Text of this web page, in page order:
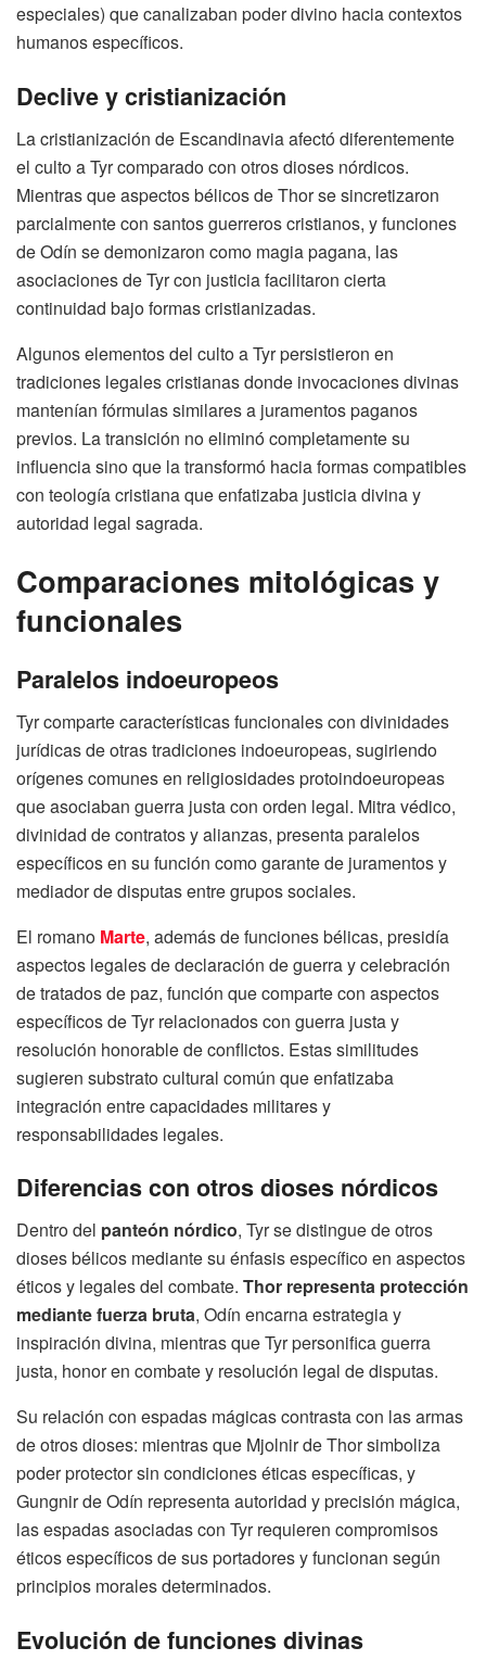
especiales) que canalizaban poder divino hacia contextos
humanos específicos.
Declive y cristianización
La cristianización de Escandinavia afectó diferentemente
el culto a Tyr comparado con otros dioses nórdicos.
Mientras que aspectos bélicos de Thor se sincretizaron
parcialmente con santos guerreros cristianos, y funciones
de Odín se demonizaron como magia pagana, las
asociaciones de Tyr con justicia facilitaron cierta
continuidad bajo formas cristianizadas.
Algunos elementos del culto a Tyr persistieron en
tradiciones legales cristianas donde invocaciones divinas
mantenían fórmulas similares a juramentos paganos
previos. La transición no eliminó completamente su
influencia sino que la transformó hacia formas compatibles
con teología cristiana que enfatizaba justicia divina y
autoridad legal sagrada.
Comparaciones mitológicas y
funcionales
Paralelos indoeuropeos
Tyr comparte características funcionales con divinidades
jurídicas de otras tradiciones indoeuropeas, sugiriendo
orígenes comunes en religiosidades protoindoeuropeas
que asociaban guerra justa con orden legal. Mitra védico,
divinidad de contratos y alianzas, presenta paralelos
específicos en su función como garante de juramentos y
mediador de disputas entre grupos sociales.
El romano Marte, además de funciones bélicas, presidía
aspectos legales de declaración de guerra y celebración
de tratados de paz, función que comparte con aspectos
específicos de Tyr relacionados con guerra justa y
resolución honorable de conflictos. Estas similitudes
sugieren substrato cultural común que enfatizaba
integración entre capacidades militares y
responsabilidades legales.
Diferencias con otros dioses nórdicos
Dentro del panteón nórdico, Tyr se distingue de otros
dioses bélicos mediante su énfasis específico en aspectos
éticos y legales del combate. Thor representa protección
mediante fuerza bruta, Odín encarna estrategia y
inspiración divina, mientras que Tyr personifica guerra
justa, honor en combate y resolución legal de disputas.
Su relación con espadas mágicas contrasta con las armas
de otros dioses: mientras que Mjolnir de Thor simboliza
poder protector sin condiciones éticas específicas, y
Gungnir de Odín representa autoridad y precisión mágica,
las espadas asociadas con Tyr requieren compromisos
éticos específicos de sus portadores y funcionan según
principios morales determinados.
Evolución de funciones divinas